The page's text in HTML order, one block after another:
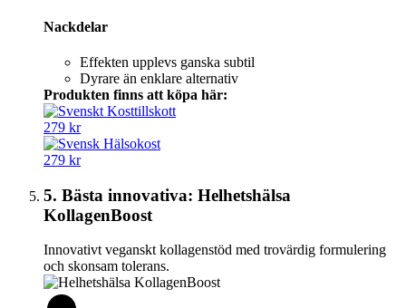
Nackdelar
Effekten upplevs ganska subtil
Dyrare än enklare alternativ
Produkten finns att köpa här:
279 kr
279 kr
5. Bästa innovativa: Helhetshälsa
KollagenBoost
Innovativt veganskt kollagenstöd med trovärdig formulering
och skonsam tolerans.